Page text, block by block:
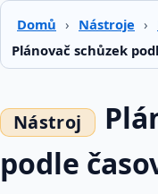
Domů › Nástroje ›
Plánovač schůzek
podle